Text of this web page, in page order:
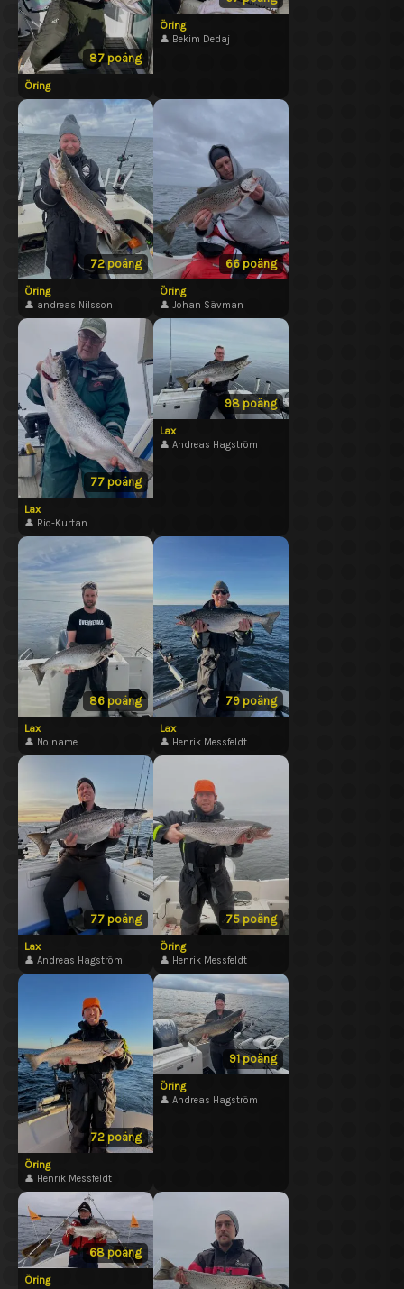
87 poäng
Öring
Öring
👤 Bekim Dedaj
72 poäng
Öring
👤 andreas Nilsson
66 poäng
Öring
👤 Johan Sävman
77 poäng
Lax
👤 Rio-Kurtan
98 poäng
Lax
👤 Andreas Hagström
86 poäng
Lax
👤 No name
79 poäng
Lax
👤 Henrik Messfeldt
77 poäng
Lax
👤 Andreas Hagström
75 poäng
Öring
👤 Henrik Messfeldt
72 poäng
Öring
👤 Henrik Messfeldt
91 poäng
Öring
👤 Andreas Hagström
68 poäng
Öring